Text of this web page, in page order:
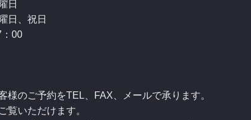
日
祝日
00
約をTEL、FAX、メールで承ります。
ただけます。